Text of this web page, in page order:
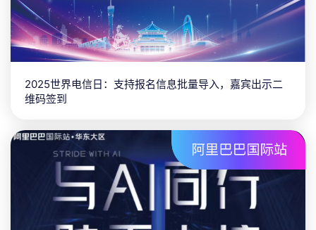
2025世界电信日：支持报名信息批量导入，嘉宾出示二
维码签到